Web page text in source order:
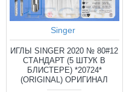
Singer
ИГЛЫ SINGER 2020 № 80#12
СТАНДАРТ (5 ШТУК В
БЛИСТЕРЕ) *20724*
(ORIGINAL) ОРИГИНАЛ